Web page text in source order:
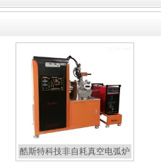
酷斯特科技非自耗真空电弧炉